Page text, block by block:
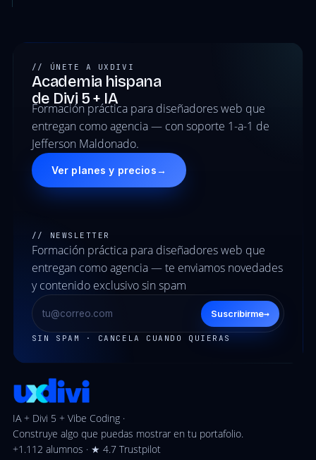
// ÚNETE A UXDIVI
Academia hispana
de Divi 5 + IA
Formación práctica para diseñadores web que
entregan como agencia — con soporte 1-a-1 de
Jefferson Maldonado.
Ver planes y precios→
// NEWSLETTER
Formación práctica para diseñadores web que
entregan como agencia — te enviamos novedades
y contenido exclusivo sin spam
Suscribirme→
SIN SPAM · CANCELA CUANDO QUIERAS
IA + Divi 5 + Vibe Coding ·
Construye algo que puedas mostrar en tu portafolio.
+1.112 alumnos · ★ 4.7 Trustpilot